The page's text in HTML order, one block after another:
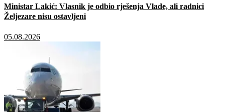
Ministar Lakić: Vlasnik je odbio rješenja Vlade, ali radnici
Željezare nisu ostavljeni
05.08.2026